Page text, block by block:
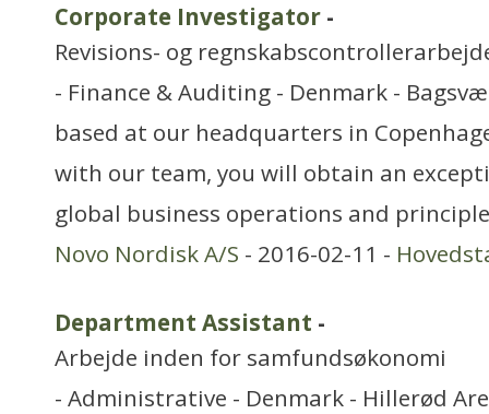
Corporate Investigator -
Revisions- og
- Finance & Auditing - Denmark -
based at our headquarters in
with our team, you will obtain an
global business operations and
Novo Nordisk A/S - 2016-02-11 -
Department Assistant -
Arbejde inden for samfundsøkonomi
- Administrative - Denmark - Hillerød